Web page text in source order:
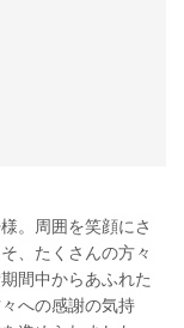
。周囲を笑顔にさ
、たくさんの方々
間中からあふれた
への感謝の気持